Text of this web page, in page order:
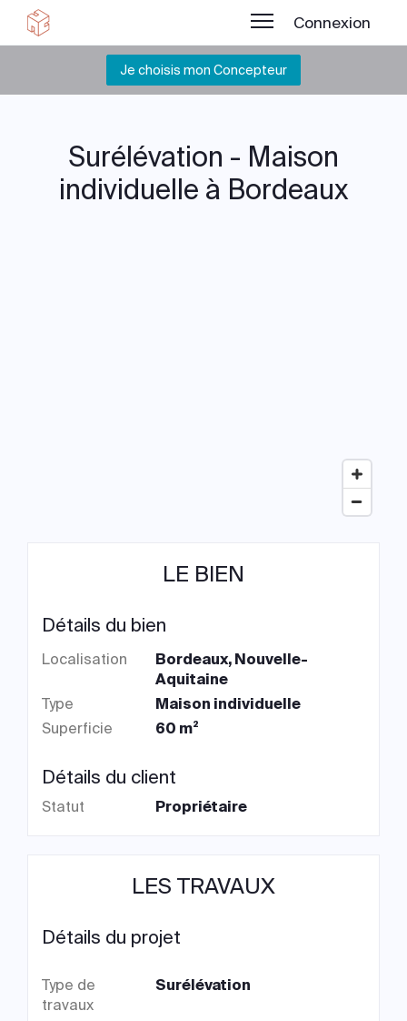
Connexion
Je choisis mon Concepteur
Surélévation - Maison
individuelle à Bordeaux
LE BIEN
Détails du bien
Localisation
Bordeaux, Nouvelle-
Aquitaine
Type
Maison individuelle
Superficie
60 m²
Détails du client
Statut Propriétaire
LES TRAVAUX
Détails du projet
Type de
travaux
Surélévation